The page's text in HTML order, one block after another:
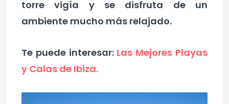
torre vigía y se disfruta de un
ambiente mucho más relajado.
Te puede interesar: Las Mejores Playas
y Calas de Ibiza.